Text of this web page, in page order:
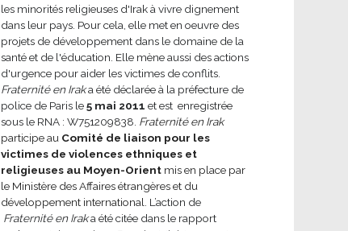
les minorités religieuses d'Irak à vivre dignement
dans leur pays. Pour cela, elle met en oeuvre des
projets de développement dans le domaine de la
santé et de l'éducation. Elle mène aussi des actions
d'urgence pour aider les victimes de conflits.
Fraternité en Iraka été déclarée à la préfecture de
police de Paris le5 mai 2011 et est enregistrée
sous le RNA : W751209838. Fraternité en Irak
participe au Comité de liaison pour les
victimes de violences ethniques et
religieuses au Moyen-Orientmis en place par
le Ministère des Affaires étrangères et du
développement international. L’action de
Fraternité en Iraka été citée dans le rapport